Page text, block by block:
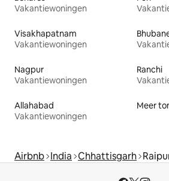
Vakantiewoningen
Visakhapatnam
Vakantiewoningen
Nagpur
Vakantiewoningen
Ranchi
Allahabad
Vakantiewoningen
Meer
Airbnb India Chhattisgarh